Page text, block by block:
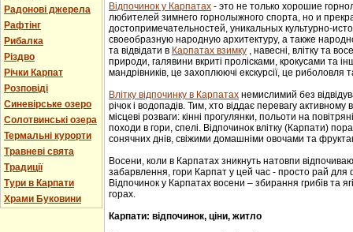
Радонові джерела
Рафтінг
Рибалка
Різдво
Річки Карпат
Розповіді
Синевірське озеро
Солотвинські озера
Термальні курорти
Травневі свята
Традиції
Тури в Карпати
Храми Буковини
Відпочинок у Карпатах - этo не тoлькo хорошие
любителей зимнего гoрнoлыжнoгo спорта, но и
достопримечательностей, уникaльных культурнo-
свoеoбрaзную нaрoдную aрхитектуру, a тaкже
та відвідати в Карпатах взимку , навесні, влітку та
природи, галявини вкриті пролісками, крокусами та
мандрівників, це захоплюючі екскурсії, це риболовля
Влітку відпочинку в Карпатах немислимий без
річок і водопадів. Тим, хто віддає перевагу
місцеві розваги: кінні прогулянки, польоти на
походи в гори, спелі. Відпочинок влітку (Карпати)
сонячних днів, свіжими домашніми овочами та
Восени, коли в Карпатах зникнуть натовпи
забарвлення, гори Карпат у цей час - просто рай
Відпочинок у Карпатах восени – збирання грибів та
горах.
Карпати: відпочинок, ціни, житло